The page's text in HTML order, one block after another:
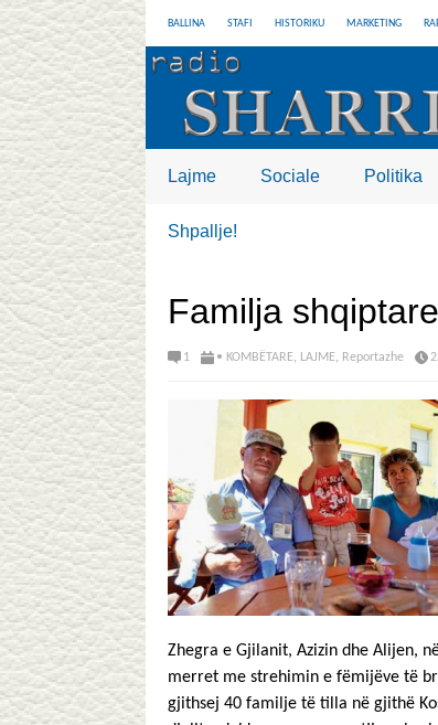
BALLINA STAFI HISTORIKU MARKETING
Lajme Sociale Politika
Shpallje!
Familja
1 • KOMBËTARE, LAJME, Reportazhe
Zhegra e Gjilanit, Azizin dhe Alijen,
merret me strehimin e fëmijëve të
gjithsej 40 familje të tilla në gjithë